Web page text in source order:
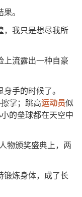
。
，我只是想尽我所
上流露出一种自豪
身手的时候了。
掌；跳高运动员似
的垒球都在天空中
物颁奖盛典上，两
锻炼身体，成了长